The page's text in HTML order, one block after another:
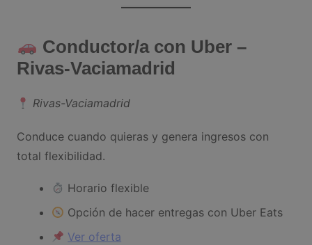
Conductor/a con Uber –
Rivas-Vaciamadrid
Rivas-Vaciamadrid
Conduce cuando quieras y genera ingresos con
total flexibilidad.
Horario flexible
Opción de hacer entregas con Uber Eats
Ver oferta